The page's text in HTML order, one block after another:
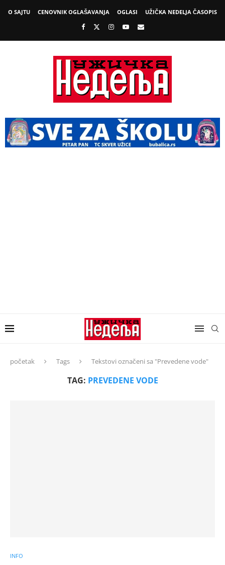
O SAJTU CENOVNIK OGLAŠAVANJA OGLASI UŽIČKA NEDELJA ČASOPIS
početak Tags Tekstovi označeni sa "Prevedene vode"
TAG: PREVEDENE VODE
INFO